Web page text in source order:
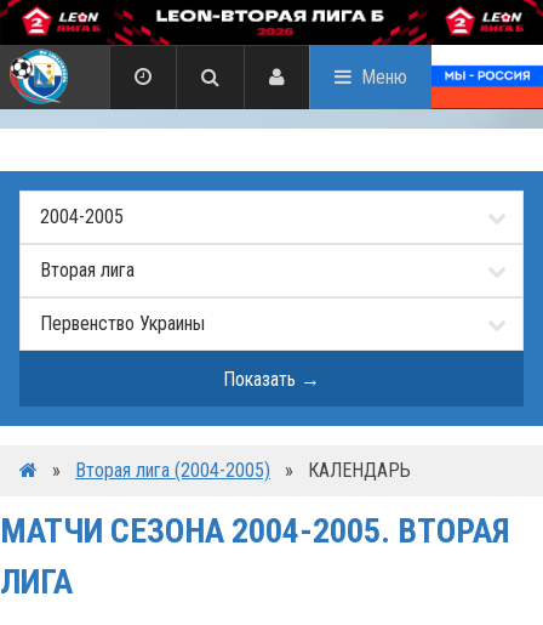
Меню
» Вторая лига (2004-2005) » КАЛЕНДАРЬ
МАТЧИ СЕЗОНА 2004-2005. ВТОРАЯ
ЛИГА